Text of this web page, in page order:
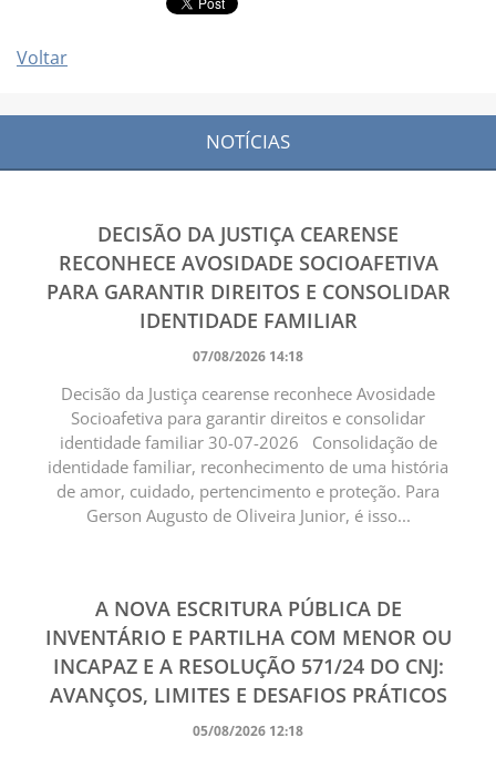
Voltar
NOTÍCIAS
DECISÃO DA JUSTIÇA CEARENSE
RECONHECE AVOSIDADE SOCIOAFETIVA
PARA GARANTIR DIREITOS E CONSOLIDAR
IDENTIDADE FAMILIAR
07/08/2026 14:18
Decisão da Justiça cearense reconhece Avosidade
Socioafetiva para garantir direitos e consolidar
identidade familiar 30-07-2026 Consolidação de
identidade familiar, reconhecimento de uma história
de amor, cuidado, pertencimento e proteção. Para
Gerson Augusto de Oliveira Junior, é isso...
A NOVA ESCRITURA PÚBLICA DE
INVENTÁRIO E PARTILHA COM MENOR OU
INCAPAZ E A RESOLUÇÃO 571/24 DO CNJ:
AVANÇOS, LIMITES E DESAFIOS PRÁTICOS
05/08/2026 12:18